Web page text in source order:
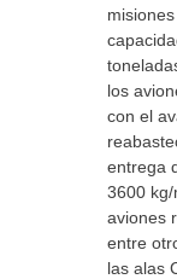
los
con el
entrega
3600
aviones
entre
las alas